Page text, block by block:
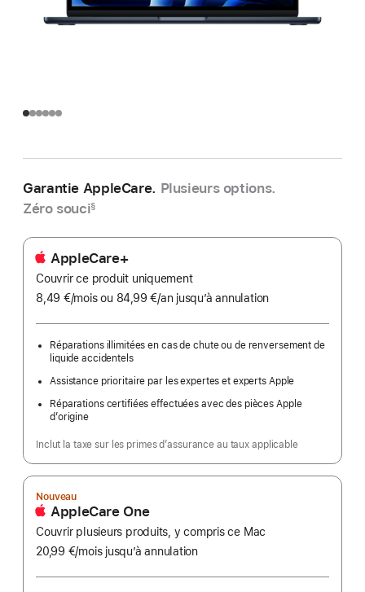
Garantie AppleCare. Plusieurs options.
Zéro souci§
AppleCare+
Couvrir ce produit uniquement
8,49 €/moispar
ou 84,99 €/an par
jusqu’à annulation
Réparations illimitées en cas de chute ou de renversement de
liquide accidentels
Assistance prioritaire par les expertes et experts Apple
Réparations certifiées effectuées avec des pièces Apple
d’origine
Inclut la taxe sur les primes d’assurance au taux applicable
Nouveau
AppleCare One
Couvrir plusieurs produits, y compris ce Mac
20,99 €/moispar
jusqu’à annulation